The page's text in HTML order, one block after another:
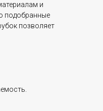
и
подобранные
позволяет